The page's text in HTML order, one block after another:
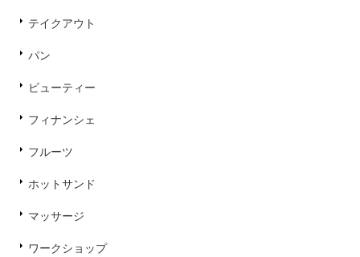
テイクアウト
パン
ビューティー
フィナンシェ
フルーツ
ホットサンド
マッサージ
ワークショップ